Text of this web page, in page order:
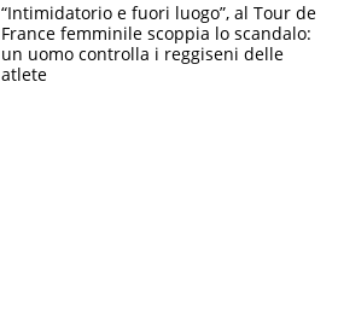
“Intimidatorio e fuori luogo”, al Tour de
France femminile scoppia lo scandalo:
un uomo controlla i reggiseni delle
atlete